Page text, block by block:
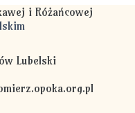
i Różańcowej
Lubelski